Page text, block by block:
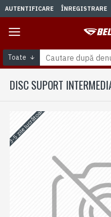
AUTENTIFICARE ÎNREGISTRARE
Toate
DISC SUPORT
3-5 zile lucrătoare